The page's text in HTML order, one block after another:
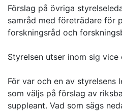
Förslag på övriga
samråd med företrädare för
forskningsråd och
Styrelsen utser inom sig vice
För var och en av styrelsens
som väljs på förslag av
suppleant. Vad som sägs